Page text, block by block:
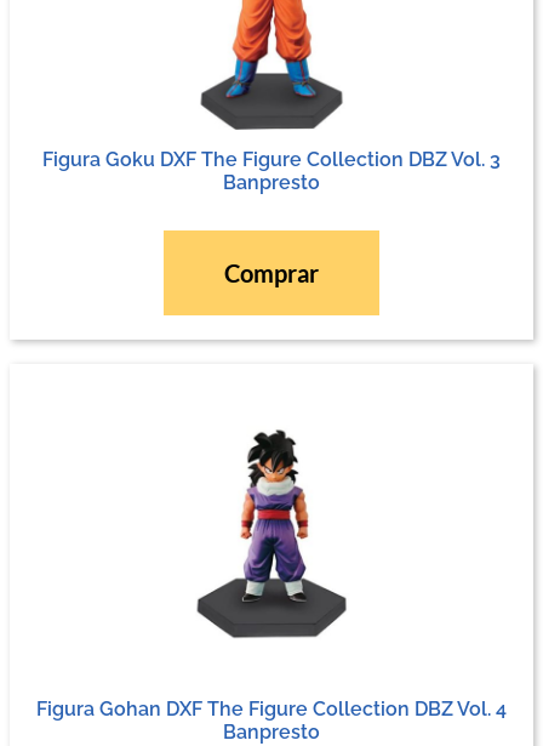
Figura Goku DXF The Figure Collection DBZ Vol. 3
Banpresto
Comprar
Figura Gohan DXF The Figure Collection DBZ Vol. 4
Banpresto